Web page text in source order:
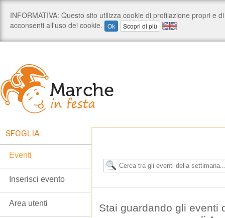
Stai guardando gli eventi
SFOGLIA:
Eventi
Inserisci evento
Area utenti